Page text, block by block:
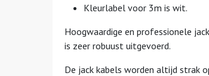
Kleurlabel voor 3m is wit.
Hoogwaardige en professionele jack
is zeer robuust uitgevoerd.
De jack kabels worden altijd strak